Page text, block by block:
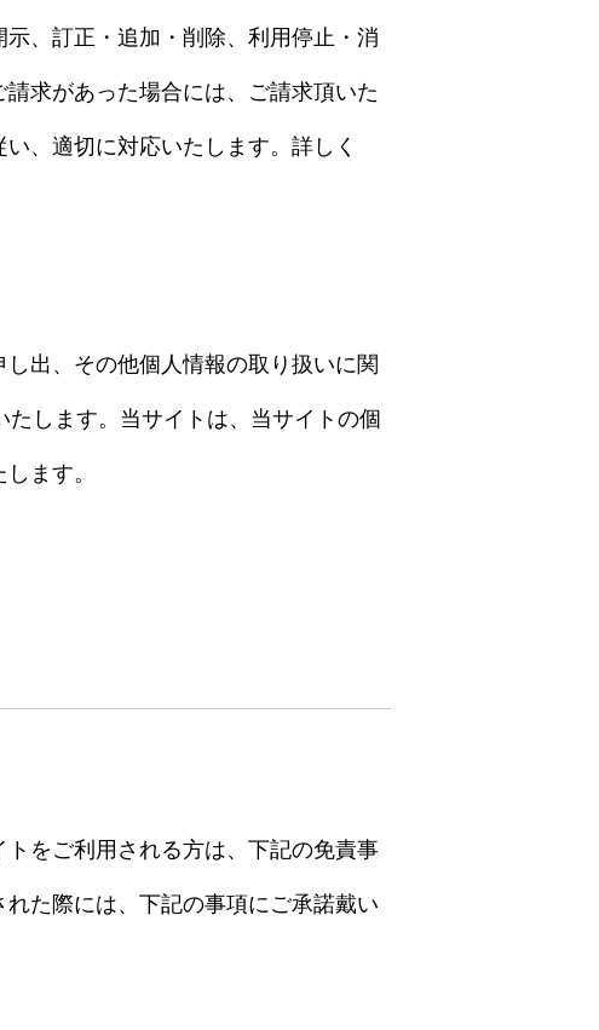
、訂正・追加・削除、利用停止・消
求があった場合には、ご請求頂いた
、適切に対応いたします。詳しく
出、その他個人情報の取り扱いに関
します。当サイトは、当サイトの個
ます。
をご利用される方は、下記の免責事
た際には、下記の事項にご承諾戴い